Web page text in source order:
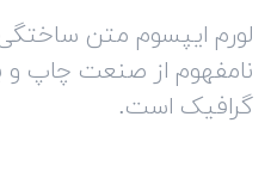
لورم ایپسوم متن
نامفهوم از صنعت چاپ و
گرافیک است.